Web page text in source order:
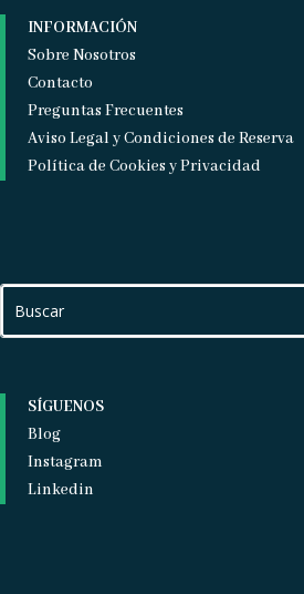
INFORMACIÓN
Sobre Nosotros
Contacto
Preguntas Frecuentes
Aviso Legal y Condiciones de Reserva
Política de Cookies y Privacidad
SÍGUENOS
Blog
Instagram
Linkedin